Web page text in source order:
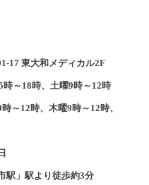
17 東大和メディカル2F
～18時、土曜9時～12時
～12時、木曜9時～12時、
駅」駅より徒歩約3分